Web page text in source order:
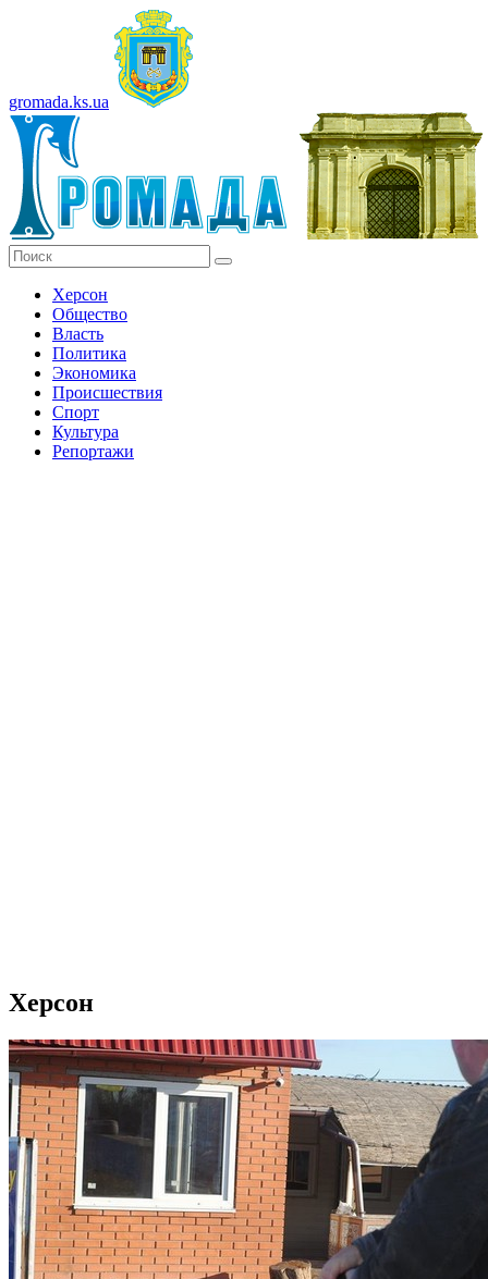
gromada.ks.ua
Херсон
Общество
Власть
Политика
Экономика
Происшествия
Спорт
Культура
Репортажи
Херсон